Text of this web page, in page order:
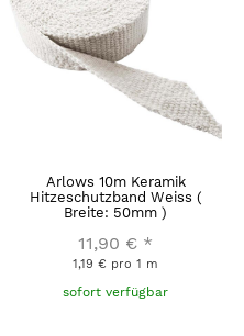
Arlows 10m Keramik
Hitzeschutzband Weiss (
Breite: 50mm )
11,90 € *
1,19 € pro 1 m
sofort verfügbar